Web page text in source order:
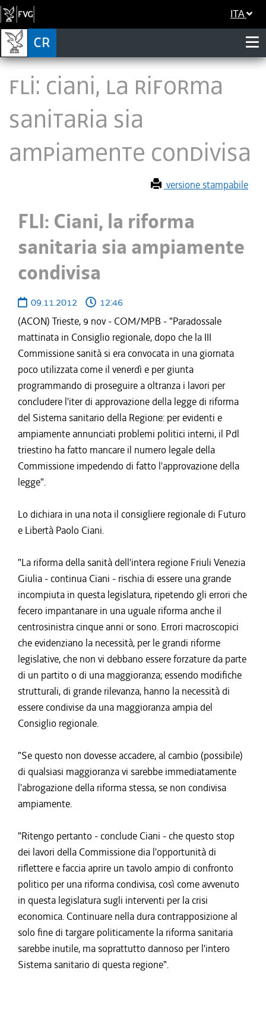
ITA
FLI: Ciani, la riforma
sanitaria sia
ampiamente condivisa
versione stampabile
FLI: Ciani, la riforma
sanitaria sia ampiamente
condivisa
09.11.2012
12:46
(ACON) Trieste, 9 nov - COM/MPB - "Paradossale
mattinata in Consiglio regionale, dopo che la III
Commissione sanità si era convocata in una giornata
poco utilizzata come il venerdì e per giunta
programmando di proseguire a oltranza i lavori per
concludere l'iter di approvazione della legge di riforma
del Sistema sanitario della Regione: per evidenti e
ampiamente annunciati problemi politici interni, il Pdl
triestino ha fatto mancare il numero legale della
Commissione impedendo di fatto l'approvazione della
legge".
Lo dichiara in una nota il consigliere regionale di Futuro
e Libertà Paolo Ciani.
"La riforma della sanità dell'intera regione Friuli Venezia
Giulia - continua Ciani - rischia di essere una grande
incompiuta in questa legislatura, ripetendo gli errori che
fecero impantanare in una uguale riforma anche il
centrosinistra cinque anni or sono. Errori macroscopici
che evidenziano la necessità, per le grandi riforme
legislative, che non vi debbano essere forzature da parte
di un partito o di una maggioranza; essendo modifiche
strutturali, di grande rilevanza, hanno la necessità di
essere condivise da una maggioranza ampia del
Consiglio regionale.
"Se questo non dovesse accadere, al cambio (possibile)
di qualsiasi maggioranza vi sarebbe immediatamente
l'abrogazione della riforma stessa, se non condivisa
ampiamente.
"Ritengo pertanto - conclude Ciani - che questo stop
dei lavori della Commissione dia l'opportunità di
riflettere e faccia aprire un tavolo ampio di confronto
politico per una riforma condivisa, così come avvenuto
in questa legislatura sugli interventi per la crisi
economica. Continuare nella dura contrapposizione al
solo fine di targare politicamente la riforma sanitaria
sarebbe inutile, ma soprattutto dannoso per l'intero
Sistema sanitario di questa regione".